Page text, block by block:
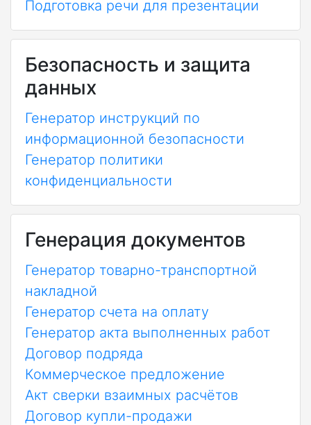
Подготовка речи для презентации
Безопасность и защита
данных
Генератор инструкций по
информационной безопасности
Генератор политики
конфиденциальности
Генерация документов
Генератор товарно-транспортной
накладной
Генератор счета на оплату
Генератор акта выполненных работ
Договор подряда
Коммерческое предложение
Акт сверки взаимных расчётов
Договор купли-продажи